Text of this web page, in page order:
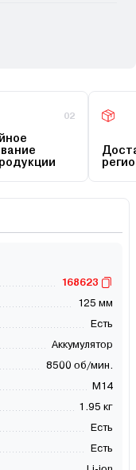
02
168623
125 мм
Есть
Аккумулятор
8500 об/мин.
М14
1.95 кг
Есть
Есть